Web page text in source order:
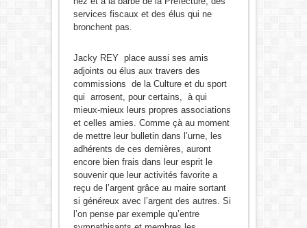
services fiscaux et des élus qui ne
bronchent pas.
Jacky REY place aussi ses amis
adjoints ou élus aux travers des
commissions de la Culture et du sport
qui arrosent, pour certains, à qui
mieux-mieux leurs propres associations
et celles amies. Comme çà au moment
de mettre leur bulletin dans l’urne, les
adhérents de ces dernières, auront
encore bien frais dans leur esprit le
souvenir que leur activités favorite a
reçu de l’argent grâce au maire sortant
si généreux avec l’argent des autres. Si
l’on pense par exemple qu’entre